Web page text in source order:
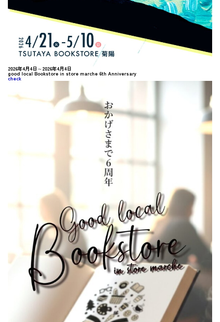
2026年4月4日～2026年4月4日
good local Bookstore in store marche 6th Anniversary
check